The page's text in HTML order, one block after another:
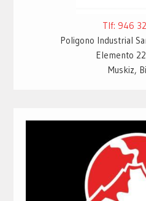
Tlf: 946
Poligono Industrial
Elemento
Muskiz,